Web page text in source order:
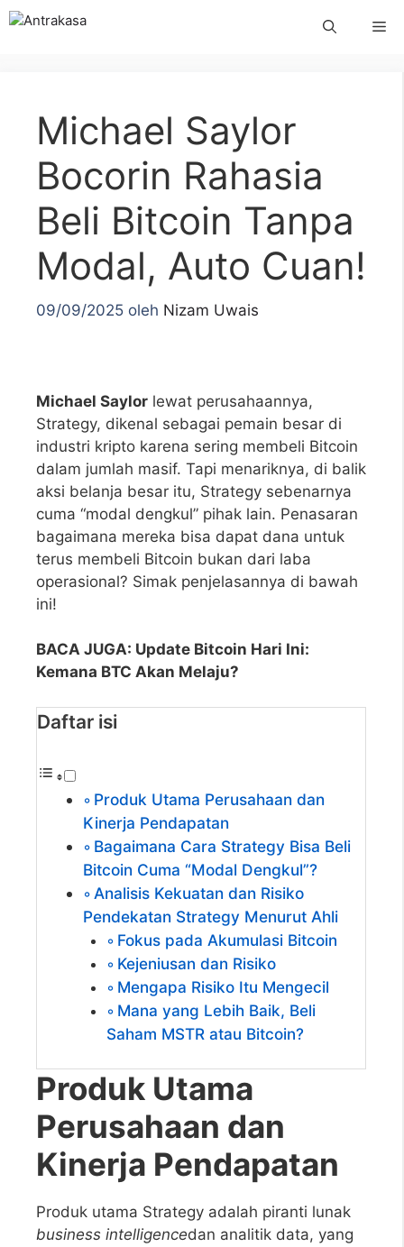
Langsung
Michael Saylor
Bocorin Rahasia
Beli Bitcoin Tanpa
Modal, Auto Cuan!
09/09/2025 oleh Nizam Uwais
Michael Saylor lewat perusahaannya,
Strategy, dikenal sebagai pemain besar di
industri kripto karena sering membeli Bitcoin
dalam jumlah masif. Tapi menariknya, di balik
aksi belanja besar itu, Strategy sebenarnya
cuma “modal dengkul” pihak lain. Penasaran
bagaimana mereka bisa dapat dana untuk
terus membeli Bitcoin bukan dari laba
operasional? Simak penjelasannya di bawah
ini!
BACA JUGA: Update Bitcoin Hari Ini:
Kemana BTC Akan Melaju?
Daftar isi
Produk Utama Perusahaan dan
Kinerja Pendapatan
Bagaimana Cara Strategy Bisa Beli
Bitcoin Cuma “Modal Dengkul”?
Analisis Kekuatan dan Risiko
Pendekatan Strategy Menurut Ahli
Fokus pada Akumulasi Bitcoin
Kejeniusan dan Risiko
Mengapa Risiko Itu Mengecil
Mana yang Lebih Baik, Beli
Saham MSTR atau Bitcoin?
Produk Utama
Perusahaan dan
Kinerja Pendapatan
Produk utama Strategy adalah piranti lunak
business intelligencedan analitik data, yang